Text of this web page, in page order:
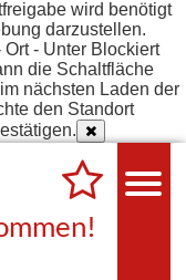
wird benötigt
darzustellen.
- Unter Blockiert
die Schaltfläche
nächsten Laden der
den Standort